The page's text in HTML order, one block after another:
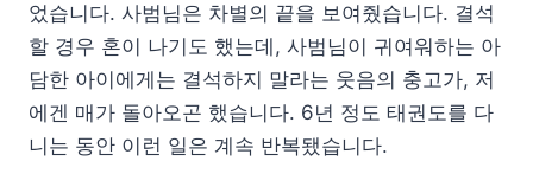
었습니다. 사범님은 차별의 끝을 보여줬습니다. 결석
할 경우 혼이 나기도 했는데, 사범님이 귀여워하는 아
담한 아이에게는 결석하지 말라는 웃음의 충고가, 저
에겐 매가 돌아오곤 했습니다. 6년 정도 태권도를 다
니는 동안 이런 일은 계속 반복됐습니다.